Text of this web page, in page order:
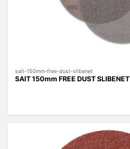
sait-150mm-free-dust-slibenet
SAIT 150mm FREE DUST SLIBENET